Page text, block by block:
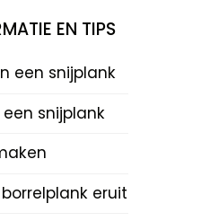
EN TIPS
een snijplank
snijplank
eruit